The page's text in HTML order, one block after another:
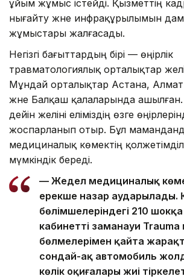
ұйым жұмыс істейді. Қызметтің
нығайту және инфрақұрылымын
жұмыстары жалғасады.
Негізгі бағыттардың бірі — өңірлік
травматологиялық орталықтар
Мұндай орталықтар Астана,
және Балқаш қалаларында
дейін желіні еліміздің өзге
жоспарланып отыр. Бұл
медициналық көмектің
мүмкіндік береді.
— Жедел медициналық
ерекше назар аударылады.
бөлімшелеріндегі 210
кабинетті заманауи Trauma
бөлмелерімен қайта
сондай-ақ автомобиль
көлік оқиғалары жиі